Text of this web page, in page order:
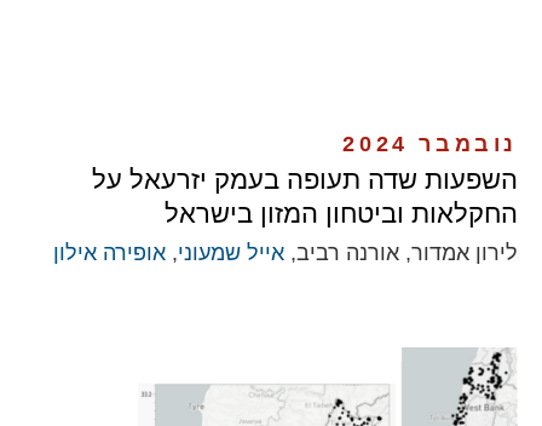
נובמבר 2024
השפעות שדה תעופה בעמק יזרעאל על
החקלאות וביטחון המזון בישראל
לירון אמדור, אורנה רביב, אייל שמעוני, אופירה אילון